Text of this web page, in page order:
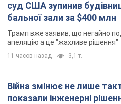
суд США зупинив
бальної зали за $400 млн
Трамп вже заявив, що негайно
апеляцію а це "жахливе рішення"
11 часов назад 3,1 т.
Війна змінює не лише
показали інженерні